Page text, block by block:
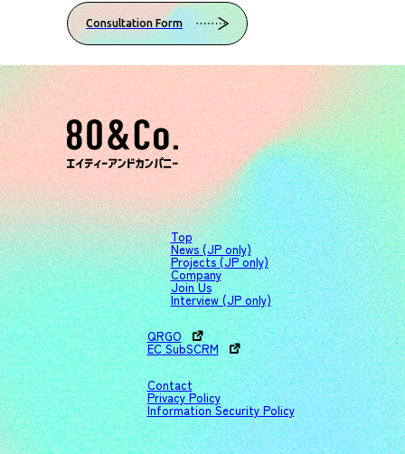
Consultation Form
Top
News (JP only)
Projects (JP only)
Company
Join Us
Interview (JP only)
QRGO
EC SubSCRM
Contact
Privacy Policy
Information Security Policy